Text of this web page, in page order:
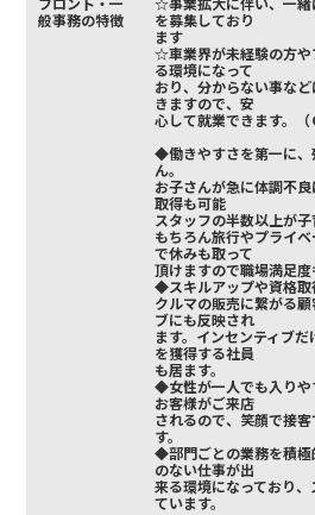
般事務の特徴
を募集しており
ます
☆車業界が未経験の方や
る環境になって
おり、分からない事な
きますので、安
心して就業できます。（
◆働きやすさを第一に
ん。
お子さんが急に体調不
取得も可能
スタッフの半数以上が
もちろん旅行やプライ
で休みも取って
頂けますので職場満足度
◆スキルアップや資格取
クルマの販売に繋がる
ブにも反映され
ます。インセンティブ
を獲得する社員
も居ます。
◆女性が一人でも入りや
お客様がご来店
されるので、笑顔で接
す。
◆部門ごとの業務を積極
のない仕事が出
来る環境になっており
ています。